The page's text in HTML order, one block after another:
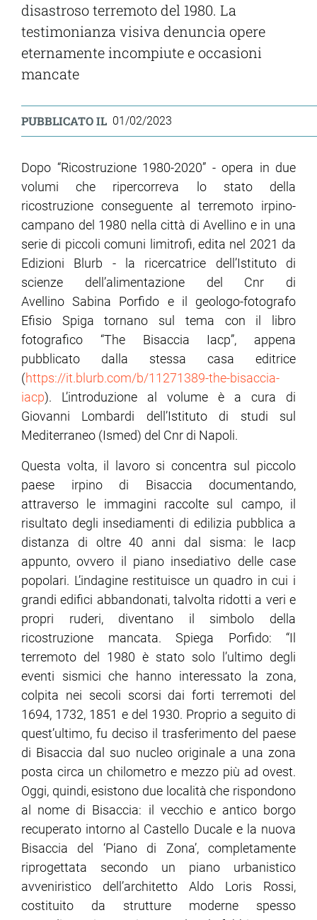
disastroso terremoto del 1980. La
testimonianza visiva denuncia opere
eternamente incompiute e occasioni
mancate
PUBBLICATO IL 01/02/2023
Dopo “Ricostruzione 1980-2020” - opera in due
volumi che ripercorreva lo stato della
ricostruzione conseguente al terremoto irpino-
campano del 1980 nella città di Avellino e in una
serie di piccoli comuni limitrofi, edita nel 2021 da
Edizioni Blurb - la ricercatrice dell’Istituto di
scienze dell’alimentazione del Cnr di
Avellino Sabina Porfido e il geologo-fotografo
Efisio Spiga tornano sul tema con il libro
fotografico “The Bisaccia Iacp”, appena
pubblicato dalla stessa casa editrice
(https://it.blurb.com/b/11271389-the-bisaccia-
iacp). L’introduzione al volume è a cura di
Giovanni Lombardi dell’Istituto di studi sul
Mediterraneo (Ismed) del Cnr di Napoli.
Questa volta, il lavoro si concentra sul piccolo
paese irpino di Bisaccia documentando,
attraverso le immagini raccolte sul campo, il
risultato degli insediamenti di edilizia pubblica a
distanza di oltre 40 anni dal sisma: le Iacp
appunto, ovvero il piano insediativo delle case
popolari. L’indagine restituisce un quadro in cui i
grandi edifici abbandonati, talvolta ridotti a veri e
propri ruderi, diventano il simbolo della
ricostruzione mancata. Spiega Porfido: “Il
terremoto del 1980 è stato solo l’ultimo degli
eventi sismici che hanno interessato la zona,
colpita nei secoli scorsi dai forti terremoti del
1694, 1732, 1851 e del 1930. Proprio a seguito di
quest’ultimo, fu deciso il trasferimento del paese
di Bisaccia dal suo nucleo originale a una zona
posta circa un chilometro e mezzo più ad ovest.
Oggi, quindi, esistono due località che rispondono
al nome di Bisaccia: il vecchio e antico borgo
recuperato intorno al Castello Ducale e la nuova
Bisaccia del ‘Piano di Zona’, completamente
riprogettata secondo un piano urbanistico
avveniristico dell’architetto Aldo Loris Rossi,
costituito da strutture moderne spesso